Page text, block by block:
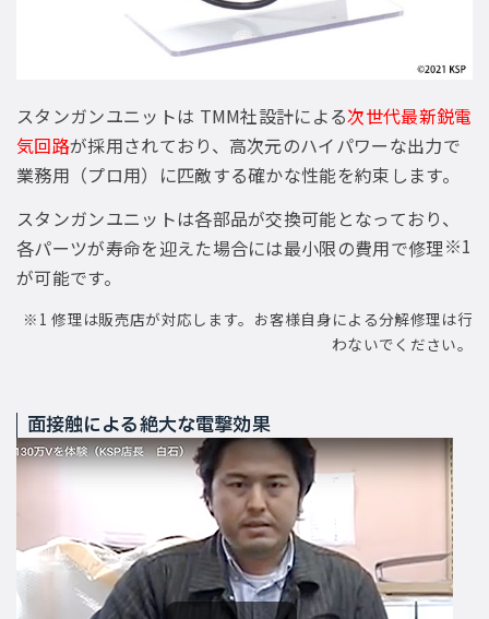
スタンガンユニットは TMM社設計による次世代最新鋭電
気回路が採用されており、高次元のハイパワーな出力で
業務用（プロ用）に匹敵する確かな性能を約束します。
スタンガンユニットは各部品が交換可能となっており、
各パーツが寿命を迎えた場合には最小限の費用で修理※1
が可能です。
※1 修理は販売店が対応します。お客様自身による分解修理は行
わないでください。
面接触による絶大な電撃効果